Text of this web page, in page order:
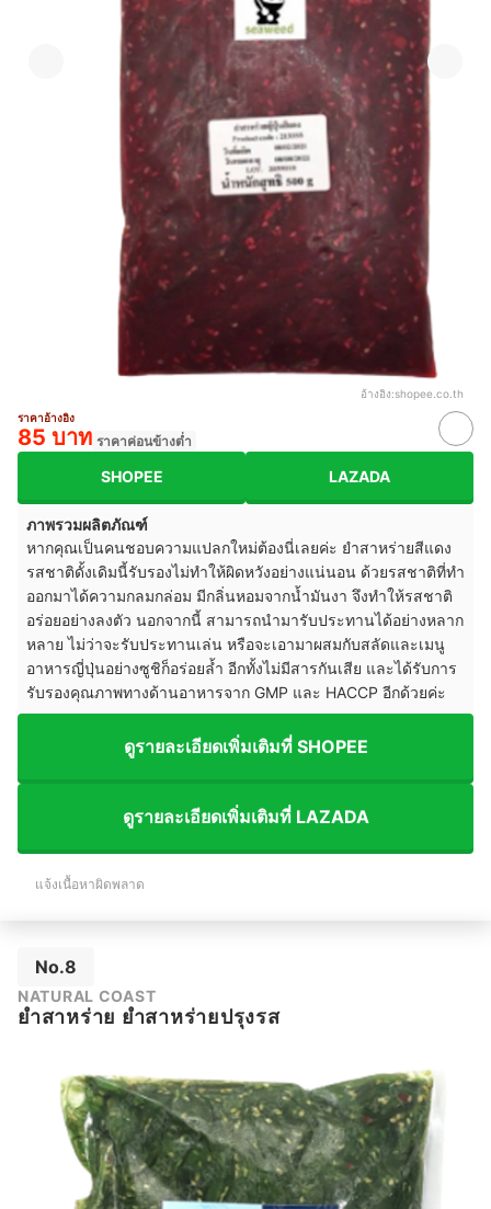
อ้างอิง:shopee.co.th
ราคาอ้างอิง
85 บาท ราคาค่อนข้างต่ำ
SHOPEE LAZADA
ภาพรวมผลิตภัณฑ์
หากคุณเป็นคนชอบความแปลกใหม่ต้องนี่เลยค่ะ ยำสาหร่ายสีแดง
รสชาติดั้งเดิมนี้รับรองไม่ทำให้ผิดหวังอย่างแน่นอน ด้วยรสชาติที่ทำ
ออกมาได้ความกลมกล่อม มีกลิ่นหอมจากน้ำมันงา จึงทำให้รสชาติ
อร่อยอย่างลงตัว นอกจากนี้ สามารถนำมารับประทานได้อย่างหลาก
หลาย ไม่ว่าจะรับประทานเล่น หรือจะเอามาผสมกับสลัดและเมนู
อาหารญี่ปุ่นอย่างซูชิก็อร่อยล้ำ อีกทั้งไม่มีสารกันเสีย และได้รับการ
รับรองคุณภาพทางด้านอาหารจาก GMP และ HACCP อีกด้วยค่ะ
ดูรายละเอียดเพิ่มเติมที่ SHOPEE
ดูรายละเอียดเพิ่มเติมที่ LAZADA
แจ้งเนื้อหาผิดพลาด
No.8
NATURAL COAST
ยำสาหร่าย ยำสาหร่ายปรุงรส